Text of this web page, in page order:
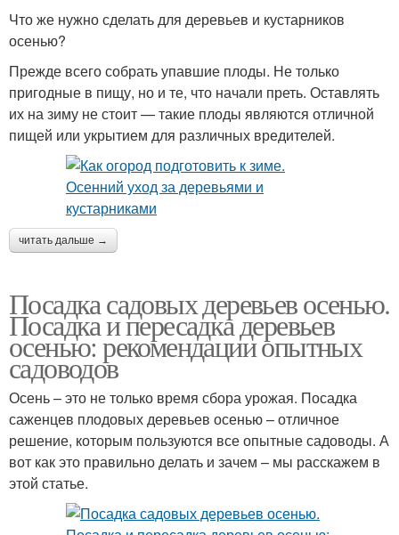
Что же нужно сделать для деревьев и кустарников
осенью?
Прежде всего собрать упавшие плоды. Не только
пригодные в пищу, но и те, что начали преть. Оставлять
их на зиму не стоит — такие плоды являются отличной
пищей или укрытием для различных вредителей.
читать дальше →
Посадка садовых деревьев осенью.
Посадка и пересадка деревьев
осенью: рекомендации опытных
садоводов
Осень – это не только время сбора урожая. Посадка
саженцев плодовых деревьев осенью – отличное
решение, которым пользуются все опытные садоводы. А
вот как это правильно делать и зачем – мы расскажем в
этой статье.